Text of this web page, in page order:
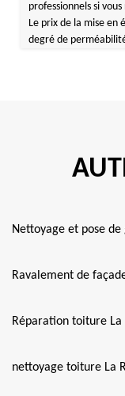
professionnels si
Le prix de la mise en
degré de
Nettoyage et pose
Ravalement de
Réparation toiture La
nettoyage toiture La